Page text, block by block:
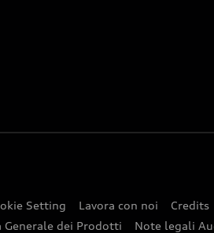
Setting Lavora con noi Credits
Generale dei Prodotti Note legali